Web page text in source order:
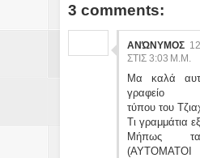
3 comments:
ΑΝΏΝΥΜΟΣ
ΣΤΙΣ 3:03 Μ.Μ.
Μα καλά
γραφείο
τύπου του
Τι γραμμάτια
Μήπως τα